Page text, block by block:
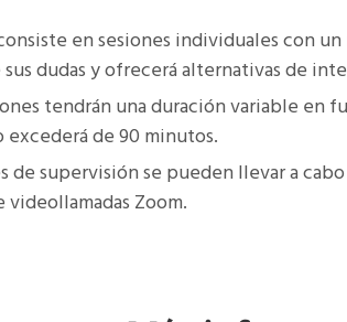
en sesiones individuales con
dudas y ofrecerá alternativas de
tendrán una duración variable en
de 90 minutos.
de supervisión se pueden llevar a
Zoom.